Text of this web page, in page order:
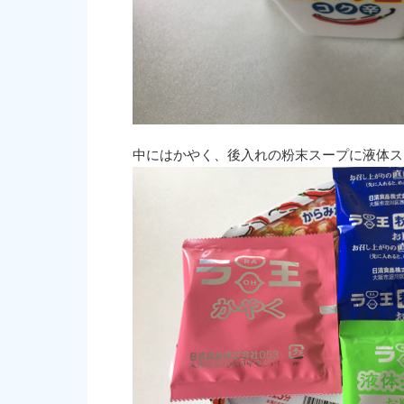
中にはかやく、後入れの粉末スープに液体